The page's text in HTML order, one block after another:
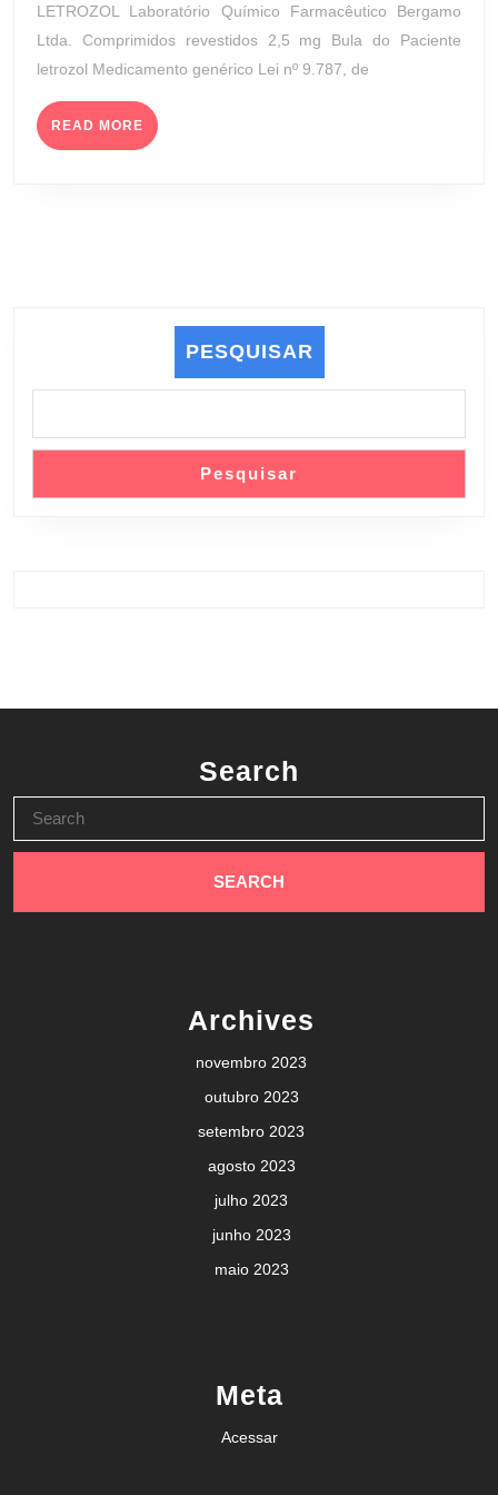
2023
LETROZOL Laboratório Químico Farmacêutico Bergamo
Ltda. Comprimidos revestidos 2,5 mg Bula do Paciente
letrozol Medicamento genérico Lei nº 9.787, de
READ MORE READ
MORE
PESQUISAR
Pesquisar
Search
for:
Archives
novembro 2023
outubro 2023
setembro 2023
agosto 2023
julho 2023
junho 2023
maio 2023
Meta
Acessar